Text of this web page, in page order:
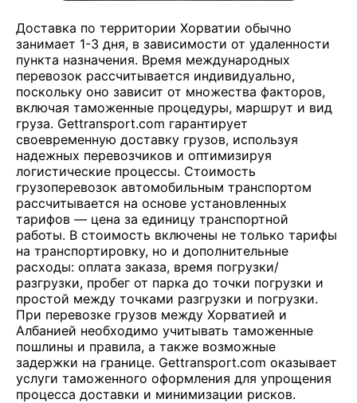
Доставка по территории Хорватии обычно
занимает 1-3 дня, в зависимости от удаленности
пункта назначения. Время международных
перевозок рассчитывается индивидуально,
поскольку оно зависит от множества факторов,
включая таможенные процедуры, маршрут и вид
груза. Gettransport.com гарантирует
своевременную доставку грузов, используя
надежных перевозчиков и оптимизируя
логистические процессы. Стоимость
грузоперевозок автомобильным транспортом
рассчитывается на основе установленных
тарифов — цена за единицу транспортной
работы. В стоимость включены не только тарифы
на транспортировку, но и дополнительные
расходы: оплата заказа, время погрузки/
разгрузки, пробег от парка до точки погрузки и
простой между точками разгрузки и погрузки.
При перевозке грузов между Хорватией и
Албанией необходимо учитывать таможенные
пошлины и правила, а также возможные
задержки на границе. Gettransport.com оказывает
услуги таможенного оформления для упрощения
процесса доставки и минимизации рисков.